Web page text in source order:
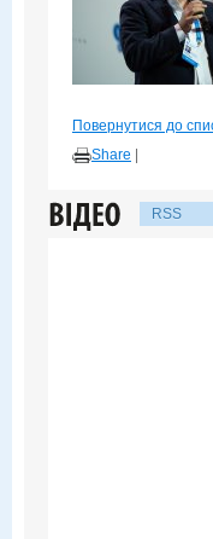
Повернутися до
Share
RSS